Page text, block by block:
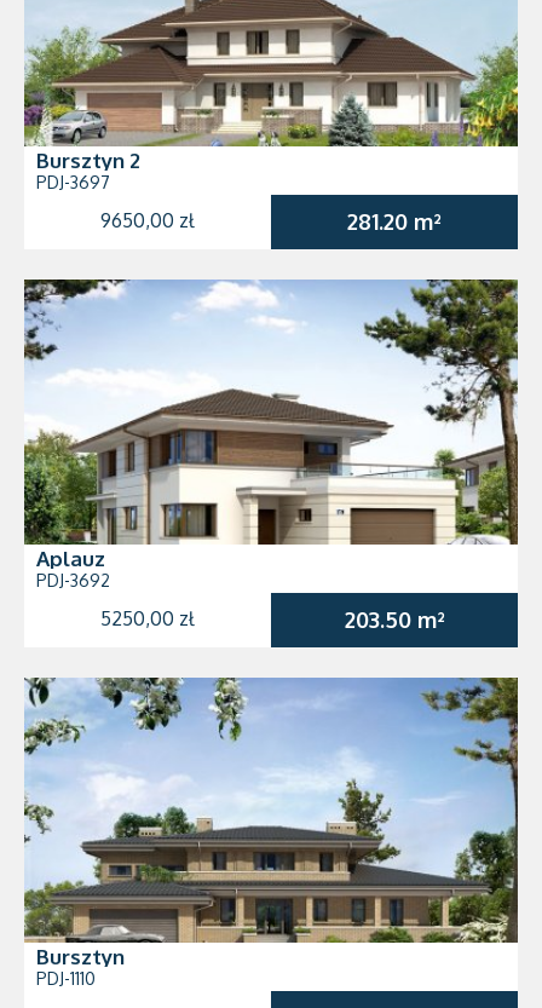
Bursztyn 2
PDJ-3697
9650,00 zł 281.20 m²
Aplauz
PDJ-3692
5250,00 zł 203.50 m²
Bursztyn
PDJ-1110